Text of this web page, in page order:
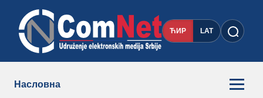
ЋИР LAT
Насловна